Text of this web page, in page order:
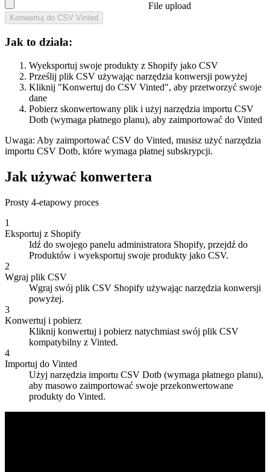
File upload
Konwertuj do CSV Vinted
Jak to działa:
Wyeksportuj swoje produkty z Shopify jako CSV
Prześlij plik CSV używając narzędzia konwersji powyżej
Kliknij "Konwertuj do CSV Vinted", aby przetworzyć swoje
dane
Pobierz skonwertowany plik i użyj narzędzia importu CSV
Dotb (wymaga płatnego planu), aby zaimportować do Vinted
Uwaga: Aby zaimportować CSV do Vinted, musisz użyć narzędzia
importu CSV Dotb, które wymaga płatnej subskrypcji.
Jak używać konwertera
Prosty 4-etapowy proces
1
Eksportuj z Shopify
Idź do swojego panelu administratora Shopify, przejdź do
Produktów i wyeksportuj swoje produkty jako CSV.
2
Wgraj plik CSV
Wgraj swój plik CSV Shopify używając narzędzia konwersji
powyżej.
3
Konwertuj i pobierz
Kliknij konwertuj i pobierz natychmiast swój plik CSV
kompatybilny z Vinted.
4
Importuj do Vinted
Użyj narzędzia importu CSV Dotb (wymaga płatnego planu),
aby masowo zaimportować swoje przekonwertowane
produkty do Vinted.